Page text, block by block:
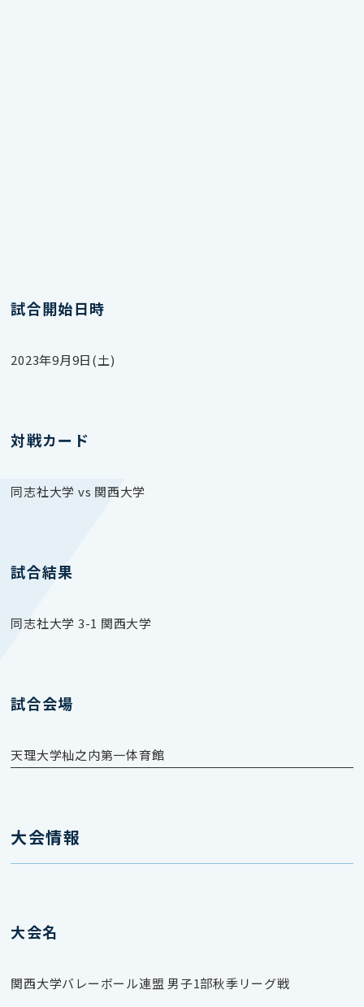
試合開始日時
2023年9月9日(土)
対戦カード
同志社大学 vs 関西大学
試合結果
同志社大学 3-1 関西大学
試合会場
天理大学杣之内第一体育館
大会情報
大会名
関西大学バレーボール連盟 男子1部秋季リーグ戦